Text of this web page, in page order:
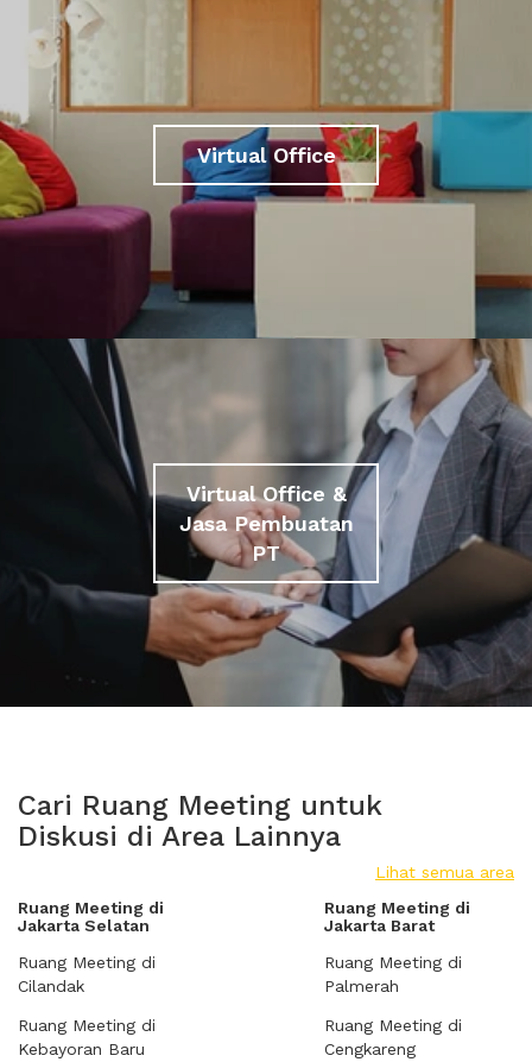
Virtual Office
Virtual Office &
Jasa Pembuatan
PT
Cari Ruang Meeting untuk
Diskusi di Area Lainnya
Lihat semua area
Ruang Meeting di
Jakarta Selatan
Ruang Meeting di
Cilandak
Ruang Meeting di
Kebayoran Baru
Ruang Meeting di
Jakarta Barat
Ruang Meeting di
Palmerah
Ruang Meeting di
Cengkareng